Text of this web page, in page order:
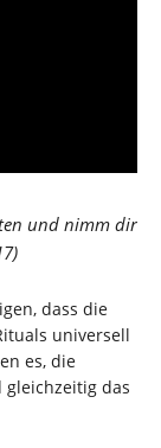
und nimm dir
dass die
universell
es, die
das